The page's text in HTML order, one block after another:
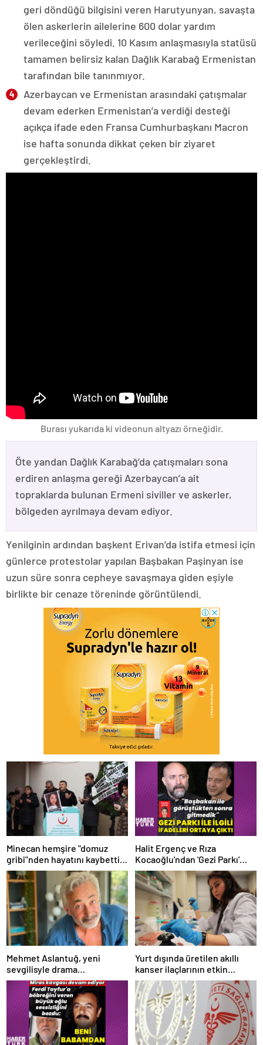
geri döndüğü bilgisini veren Harutyunyan, savaşta
ölen askerlerin ailelerine 600 dolar yardım
verileceğini söyledi. 10 Kasım anlaşmasıyla statüsü
tamamen belirsiz kalan Dağlık Karabağ Ermenistan
tarafından bile tanınmıyor.
Azerbaycan ve Ermenistan arasındaki çatışmalar
devam ederken Ermenistan’a verdiği desteği
açıkça ifade eden Fransa Cumhurbaşkanı Macron
ise hafta sonunda dikkat çeken bir ziyaret
gerçekleştirdi.
Burası yukarıda ki videonun altyazı örneğidir.
Öte yandan Dağlık Karabağ’da çatışmaları sona
erdiren anlaşma gereği Azerbaycan’a ait
topraklarda bulunan Ermeni siviller ve askerler,
bölgeden ayrılmaya devam ediyor.
Yenilginin ardından başkent Erivan’da istifa etmesi için
günlerce protestolar yapılan Başbakan Paşinyan ise
uzun süre sonra cepheye savaşmaya giden eşiyle
birlikte bir cenaze töreninde görüntülendi.
Minecan hemşire "domuz
gribi"nden hayatını kaybetti –
Haberler | Sağlık Haberleri
Halit Ergenç ve Rıza
Kocaoğlu'ndan 'Gezi Parkı'
ifadesi – Magazin haberleri
Mehmet Aslantuğ, yeni
sevgilisyle drama
çalışmalarında tanıştı –
Magazin haberleri
Yurt dışında üretilen akıllı
kanser ilaçlarının etkin
maddesi yerli imkanlarla
geliştirildi | Sağlık Haberleri